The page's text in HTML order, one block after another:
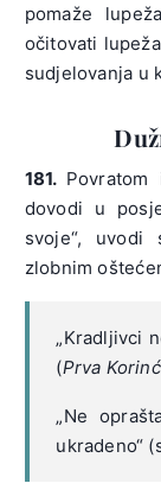
pomaže
očitovati
sudjelovanja u
181.
dovodi u
svoje“, uvodi
zlobnim
„Kradljivci
(Prva
„Ne
ukradeno“